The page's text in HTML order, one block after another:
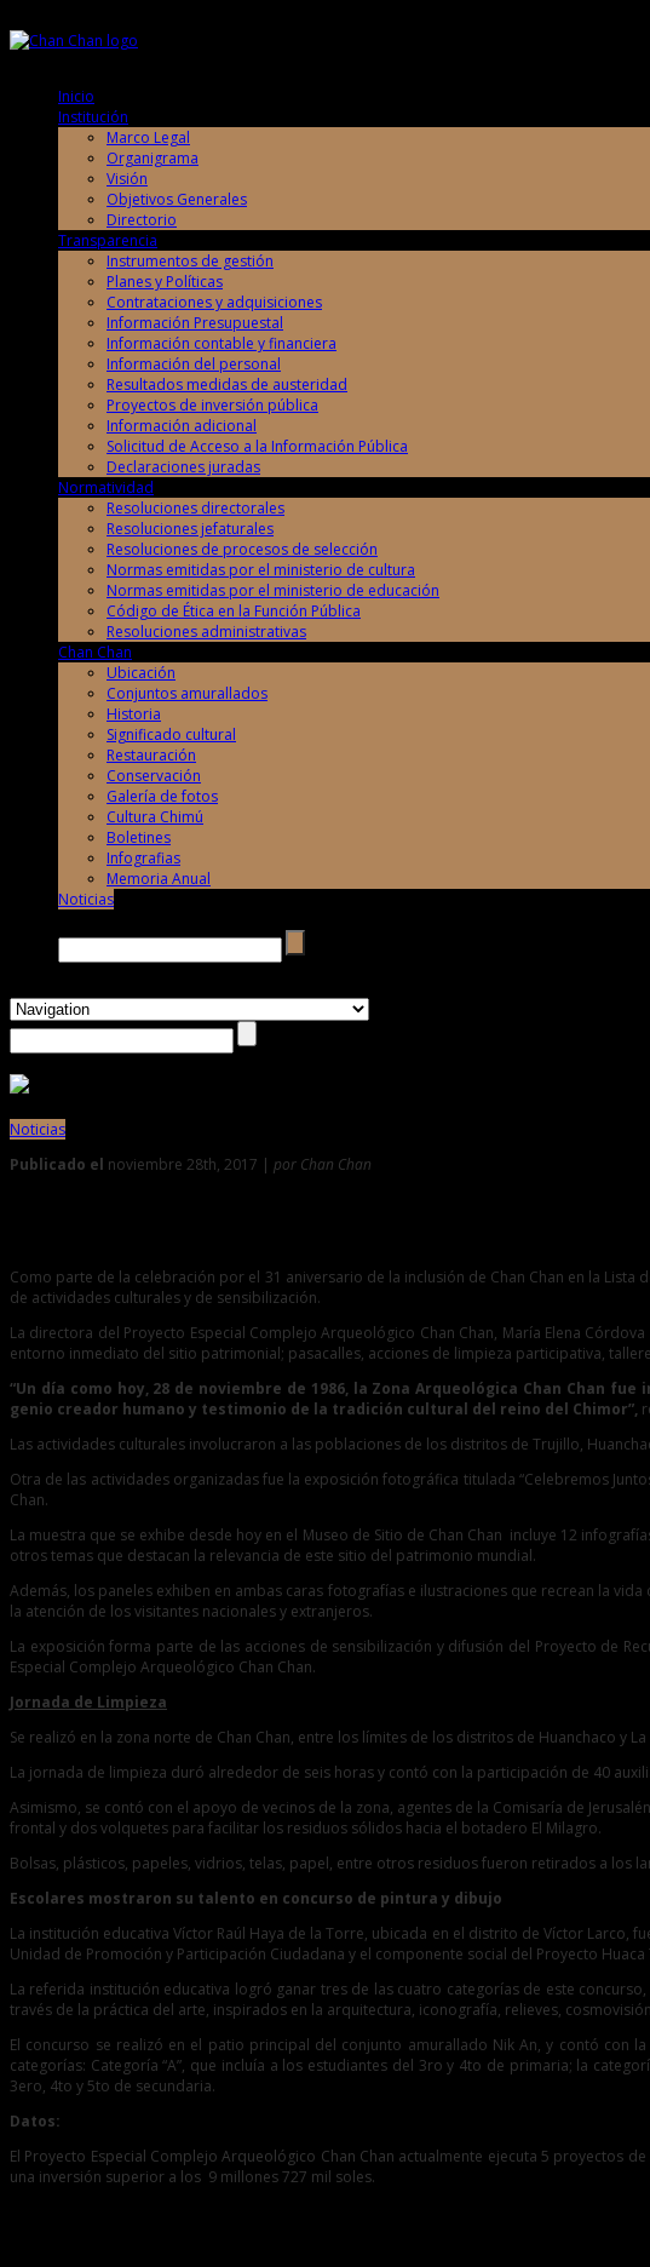
Inicio
Institución
Marco Legal
Organigrama
Visión
Objetivos Generales
Directorio
Transparencia
Instrumentos de gestión
Planes y Políticas
Contrataciones y adquisiciones
Información Presupuestal
Información contable y financiera
Información del personal
Resultados medidas de austeridad
Proyectos de inversión pública
Información adicional
Solicitud de Acceso a la Información Pública
Declaraciones juradas
Normatividad
Resoluciones directorales
Resoluciones jefaturales
Resoluciones de procesos de selección
Normas emitidas por el ministerio de cultura
Normas emitidas por el ministerio de educación
Código de Ética en la Función Pública
Resoluciones administrativas
Chan Chan
Ubicación
Conjuntos amurallados
Historia
Significado cultural
Restauración
Conservación
Galería de fotos
Cultura Chimú
Boletines
Infografias
Memoria Anual
Noticias
Noticias
Publicado el noviembre 28th, 2017 | por Chan Chan
Como parte de la celebración por el 31 aniversario de la inclusión de Chan Chan en la
de actividades culturales y de sensibilización.
La directora del Proyecto Especial Complejo Arqueológico Chan Chan, María Elena
entorno inmediato del sitio patrimonial; pasacalles, acciones de limpieza participativa,
“Un día como hoy, 28 de noviembre de 1986, la Zona Arqueológica Chan Chan
genio creador humano y testimonio de la tradición cultural del reino del Chimor”,
Las actividades culturales involucraron a las poblaciones de los distritos de Trujillo,
Otra de las actividades organizadas fue la exposición fotográfica titulada “Celebremos
Chan.
La muestra que se exhibe desde hoy en el Museo de Sitio de Chan Chan incluye 12
otros temas que destacan la relevancia de este sitio del patrimonio mundial.
Además, los paneles exhiben en ambas caras fotografías e ilustraciones que recrean la
la atención de los visitantes nacionales y extranjeros.
La exposición forma parte de las acciones de sensibilización y difusión del Proyecto de
Especial Complejo Arqueológico Chan Chan.
Jornada de Limpieza
Se realizó en la zona norte de Chan Chan, entre los límites de los distritos de Huanchaco y
La jornada de limpieza duró alrededor de seis horas y contó con la participación de 40
Asimismo, se contó con el apoyo de vecinos de la zona, agentes de la Comisaría de
frontal y dos volquetes para facilitar los residuos sólidos hacia el botadero El Milagro.
Bolsas, plásticos, papeles, vidrios, telas, papel, entre otros residuos fueron retirados a los
Escolares mostraron su talento en concurso de pintura y dibujo
La institución educativa Víctor Raúl Haya de la Torre, ubicada en el distrito de Víctor Larco,
Unidad de Promoción y Participación Ciudadana y el componente social del Proyecto Huaca
La referida institución educativa logró ganar tres de las cuatro categorías de este
través de la práctica del arte, inspirados en la arquitectura, iconografía, relieves,
El concurso se realizó en el patio principal del conjunto amurallado Nik An, y contó con
categorías: Categoría “A”, que incluía a los estudiantes del 3ro y 4to de primaria; la
3ero, 4to y 5to de secundaria.
Datos:
El Proyecto Especial Complejo Arqueológico Chan Chan actualmente ejecuta 5 proyectos
una inversión superior a los 9 millones 727 mil soles.